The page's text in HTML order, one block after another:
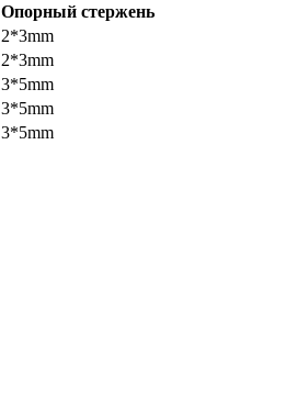
Опорный стержень
2*3mm
2*3mm
3*5mm
3*5mm
3*5mm